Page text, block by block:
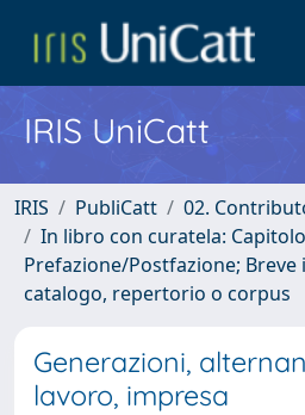
IRIS UniCatt
IRIS PubliCatt
02.
In libro con curatela:
Prefazione/Postfazione;
catalogo, repertorio o corpus
Generazioni,
lavoro, impresa